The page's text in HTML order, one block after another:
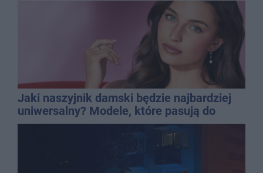
Jaki naszyjnik damski będzie najbardziej
uniwersalny? Modele, które pasują do
wielu stylizacji